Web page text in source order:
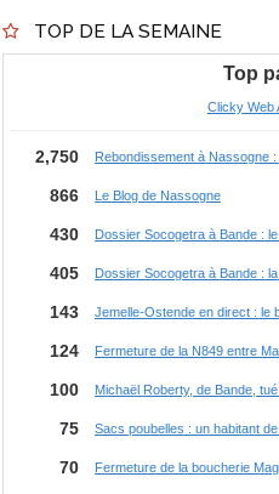
TOP DE LA SEMAINE